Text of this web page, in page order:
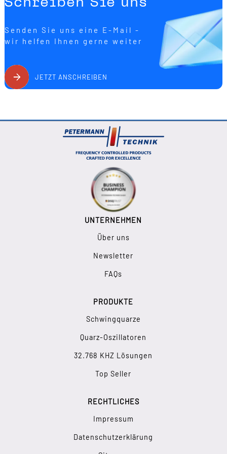
Senden Sie uns eine E-Mail -
wir helfen Ihnen gerne weiter
JETZT ANSCHREIBEN
UNTERNEHMEN
Über uns
Newsletter
FAQs
PRODUKTE
Schwingquarze
Quarz-Oszillatoren
32.768 KHZ Lösungen
Top Seller
RECHTLICHES
Impressum
Datenschutzerklärung